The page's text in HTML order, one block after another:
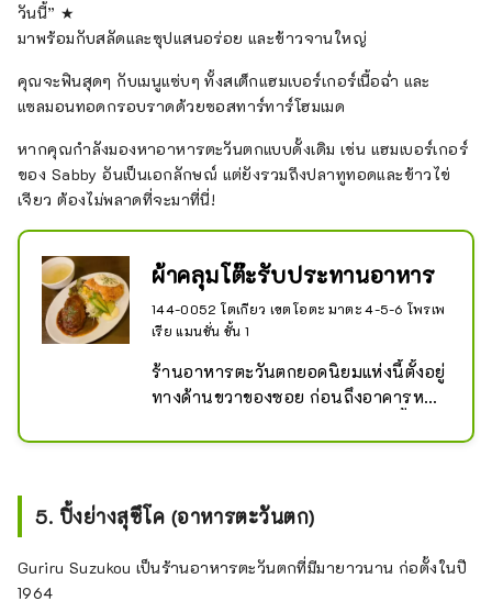
วันนี้” ★
มาพร้อมกับสลัดและซุปแสนอร่อย และข้าวจานใหญ่
คุณจะฟินสุดๆ กับเมนูแซ่บๆ ทั้งสเต็กแฮมเบอร์เกอร์เนื้อฉ่ำ และ
แซลมอนทอดกรอบราดด้วยซอสทาร์ทาร์โฮมเมด
หากคุณกำลังมองหาอาหารตะวันตกแบบดั้งเดิม เช่น แฮมเบอร์เกอร์
ของ Sabby อันเป็นเอกลักษณ์ แต่ยังรวมถึงปลาทูทอดและข้าวไข่
เจียว ต้องไม่พลาดที่จะมาที่นี่!
ผ้าคลุมโต๊ะรับประทานอาหาร
144-0052 โตเกียว เขตโอตะ มาตะ 4-5-6 โพรเพ
เรีย แมนชั่น ชั้น 1
ร้านอาหารตะวันตกยอดนิยมแห่งนี้ตั้งอยู่
ทางด้านขวาของซอย ก่อนถึงอาคารหลัก
Keikyu Kamata
เป็นอาหารขึ้นชื่อของร้าน ปลาทูทอด
มา!
5. ปิ้งย่างสุซึโค (อาหารตะวันตก)
Guriru Suzukou เป็นร้านอาหารตะวันตกที่มีมายาวนาน ก่อตั้งในปี
1964